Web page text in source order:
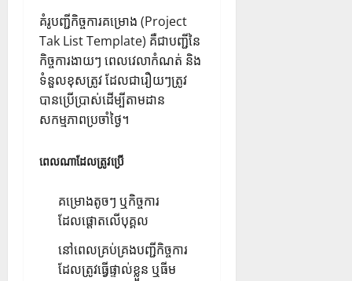
គំរូបញ្ជីកិច្ចការគម្រោង (Project
Tak List Template) គឺជាបញ្ជីនៃ
កិច្ចការងាយៗ ពេលវេលាកំណត់ និង
ទំនួលខុសត្រូវ ដែលជារឿយៗត្រូវ
បានប្រើប្រាស់ដើម្បីតាមដាន
សកម្មភាពប្រចាំថ្ងៃ។
ពេលណាដែលត្រូវប្រើ
គម្រោងតូចៗ ឬកិច្ចការ
ដែលផ្តោតលើបុគ្គល
នៅពេលគ្រប់គ្រងបញ្ជីកិច្ចការ
ដែលត្រូវធ្វើផ្ទាល់ខ្លួន ឬធីម